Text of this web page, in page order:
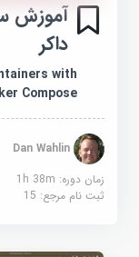
آموزش
داکر
with
Compose
Dan Wahlin
زمان دوره: 1h 38m
ثبت نام مرجع:15